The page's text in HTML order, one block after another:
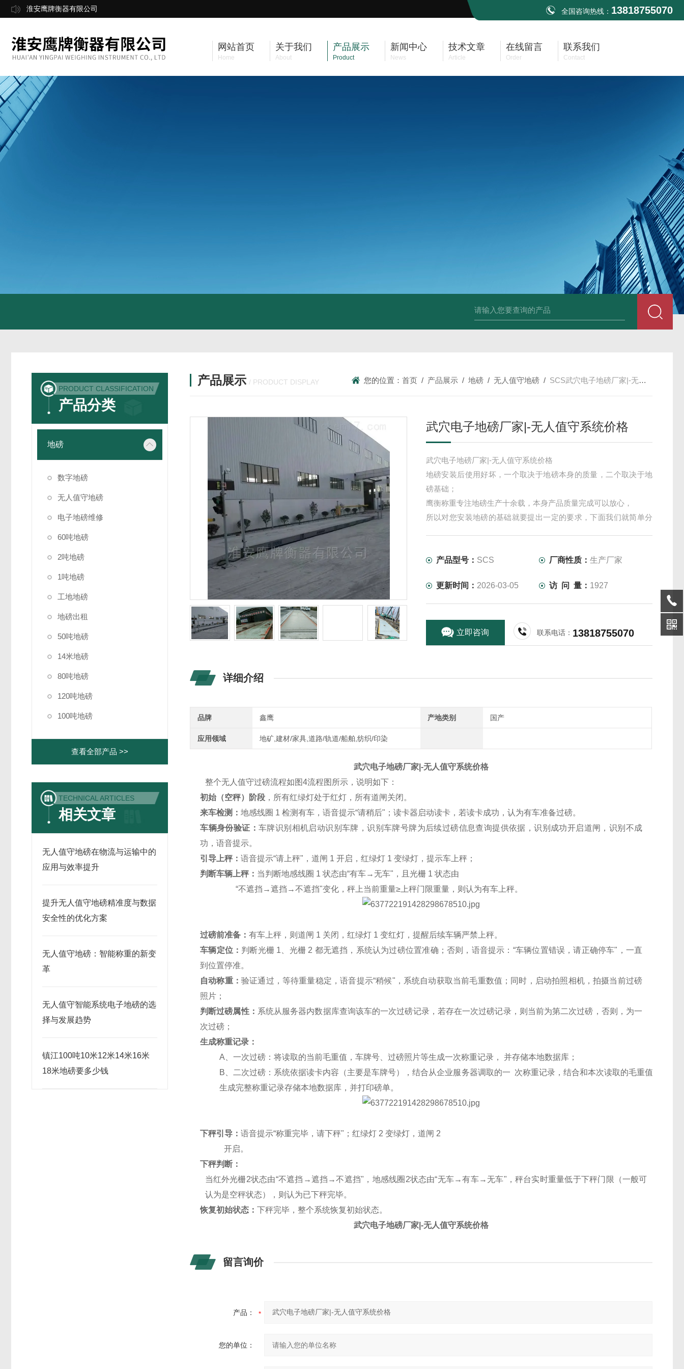
淮安鹰牌衡器有限公司 全国咨询热线： 13818755070
网站首页
Home
关于我们
About
产品展示
Product
新闻中心
News
技术文章
Article
在线留言
Order
联系我们
Contact
PRODUCT CLASSIFICATION
产品分类
地磅
数字地磅
无人值守地磅
电子地磅维修
60吨地磅
2吨地磅
1吨地磅
工地地磅
地磅出租
50吨地磅
14米地磅
80吨地磅
120吨地磅
100吨地磅
查看全部产品 >>
TECHNICAL ARTICLES
相关文章
无人值守地磅在物流与运输中的
应用与效率提升
提升无人值守地磅精准度与数据
安全性的优化方案
无人值守地磅：智能称重的新变
革
无人值守智能系统电子地磅的选
择与发展趋势
镇江100吨10米12米14米16米
18米地磅要多少钱
产品展示 / PRODUCT DISPLAY 您的位置：首页 / 产品展示 /地磅 /无人值守地磅 / SCS武穴电子地磅厂家|-无人值守系统价格
武穴电子地磅厂家|-无人值守系统价格
武穴电子地磅厂家|-无人值守系统价格
地磅安装后使用好坏，一个取决于地磅本身的质量，二个取决于地
磅基础；
鹰衡称重专注地磅生产十余载，本身产品质量完成可以放心，
所以对您安装地磅的基础就要提出一定的要求，下面我们就简单分
产品型号： SCS 厂商性质：生产厂家
更新时间： 2026-03-05 访 问 量： 1927
立即咨询 联系电话： 13818755070
详细介绍
品牌 鑫鹰 产地类别 国产
应用领域 地矿,建材/家具,道路/轨道/船舶,纺织/印染
武穴电子地磅厂家|-无人值守系统价格
整个无人值守过磅流程如图4流程图所示，说明如下：
初始（空秤）阶段 ，所有红绿灯处于红灯，所有道闸关闭。
来车检测：地感线圈 1检测有车，语音提示“请稍后" ；读卡器启动读卡，若读卡成功，认为有车准备过磅。
车辆身份验证： 车牌识别相机启动识别车牌，识别车牌号牌为后续过磅信息查询提供依据，识别成功开启道闸，识别不成
功，语音提示。
引导上秤：语音提示“请上秤" ，道闸 1开启，红绿灯 1变绿灯，提示车上秤；
判断车辆上秤： 当判断地感线圈 1状态由“有车→ 无车" ，且光栅 1状态由
“不遮挡 →遮挡 →不遮挡"变化，秤上当前重量≥上秤门限重量，则认为有车上秤。
过磅前准备：有车上秤，则道闸 1 关闭，红绿灯 1变红灯，提醒后续车辆严禁上秤。
车辆定位： 判断光栅 1 、光栅 2 都无遮挡，系统认为过磅位置准确；否则，语音提示： “车辆位置错误，请正确停车" ，一直
到位置停准。
自动称重：验证通过，等待重量稳定，语音提示“稍候" ，系统自动获取当前毛重数值；同时，启动拍照相机，拍摄当前过磅
照片；
判断过磅属性： 系统从服务器内数据库查询该车的一次过磅记录，若存在一次过磅记录，则当前为第二次过磅，否则，为一
次过磅；
生成称重记录：
A 、一次过磅：将读取的当前毛重值，车牌号、过磅照片等生成一次称重记录，
并存储本地数据库；
B 、二次过磅：系统依据读卡内容 （主要是车牌号），结合从企业服务器调取的一 次称重记录，结合和本次读取的毛重值，
生成完整称重记录存储本地数据库，并打印磅单。
下秤引导：语音提示“称重完毕，请下秤" ；红绿灯 2变绿灯，道闸 2
开启。
下秤判断：
当红外光栅2状态由“不遮挡 →遮挡 →不遮挡" ，地感线圈 2状态由“无车→有车→ 无车" ，秤台实时重量低于下秤门限（一般可
认为是空秤状态），则认为已下秤完毕。
恢复初始状态：下秤完毕，整个系统恢复初始状态。
武穴电子地磅厂家|-无人值守系统价格
留言询价
产品：
您的单位：